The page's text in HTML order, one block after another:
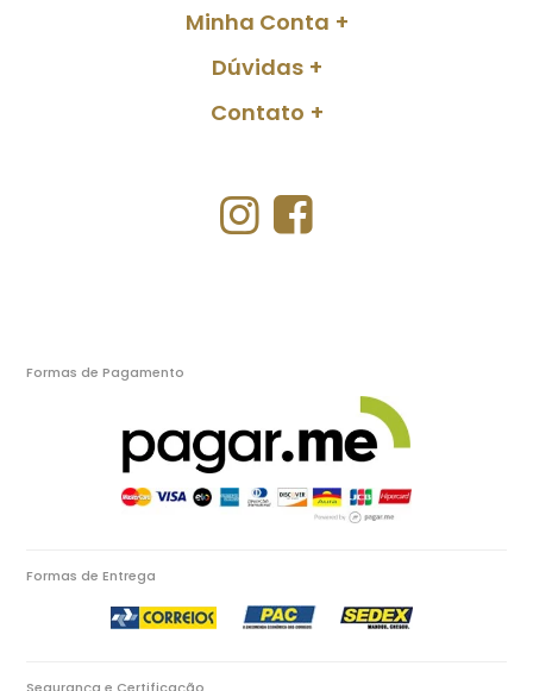
Minha Conta
Dúvidas
Contato
Formas de Pagamento
Formas de Entrega